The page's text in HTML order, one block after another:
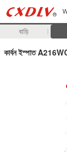
বাড়ি
কার্বন ইস্পাত